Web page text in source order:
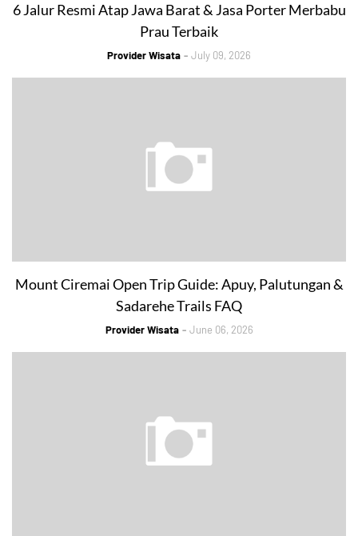
6 Jalur Resmi Atap Jawa Barat & Jasa Porter Merbabu
Prau Terbaik
Provider Wisata July 09, 2026
Mount Ciremai Open Trip Guide: Apuy, Palutungan &
Sadarehe Trails FAQ
Provider Wisata June 06, 2026